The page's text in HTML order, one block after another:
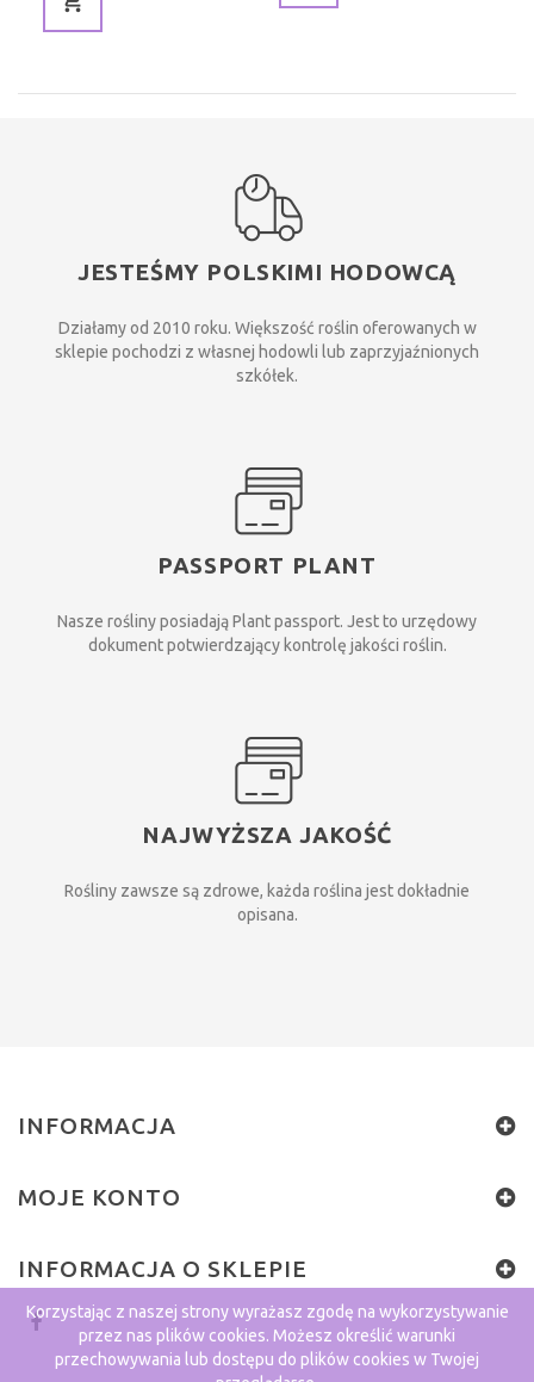
JESTEŚMY POLSKIMI HODOWCĄ
Działamy od 2010 roku. Większość roślin oferowanych w
sklepie pochodzi z własnej hodowli lub zaprzyjaźnionych
szkółek.
PASSPORT PLANT
Nasze rośliny posiadają Plant passport. Jest to urzędowy
dokument potwierdzający kontrolę jakości roślin.
NAJWYŻSZA JAKOŚĆ
Rośliny zawsze są zdrowe, każda roślina jest dokładnie
opisana.
INFORMACJA
MOJE KONTO
INFORMACJA O SKLEPIE
Korzystając z naszej strony wyrażasz zgodę na wykorzystywanie
przez nas plików cookies. Możesz określić warunki
przechowywania lub dostępu do plików cookies w Twojej